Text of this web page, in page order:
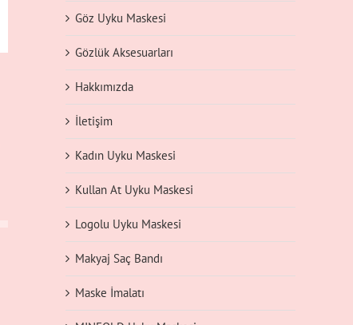
Göz Uyku Maskesi
Gözlük Aksesuarları
Hakkımızda
İletişim
Kadın Uyku Maskesi
Kullan At Uyku Maskesi
Logolu Uyku Maskesi
Makyaj Saç Bandı
Maske İmalatı